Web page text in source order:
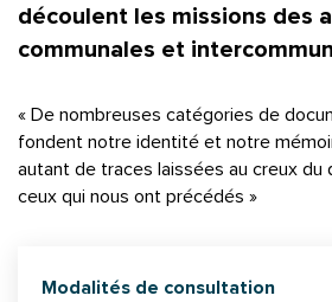
découlent les missions des
communales et
« De nombreuses catégories de
fondent notre identité et notre
autant de traces laissées au creux du
ceux qui nous ont précédés »
Modalités de consultation